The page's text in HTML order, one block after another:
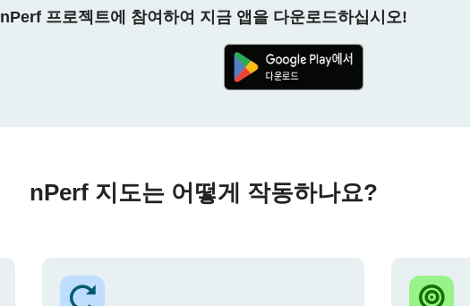
nPerf 프로젝트에 참여하여 지금 앱을 다운로드하십시오!
nPerf 지도는 어떻게 작동하나요?